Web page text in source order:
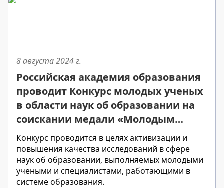
8 августа 2024г.
Российская академия образования
проводит Конкурс молодых ученых
в области наук об образовании на
соискании медали «Молодым
ученым за успехи в науке»
Конкурс проводится в целях активизации и
повышения качества исследований в сфере
наук об образовании, выполняемых молодыми
учеными и специалистами, работающими в
системе образования.